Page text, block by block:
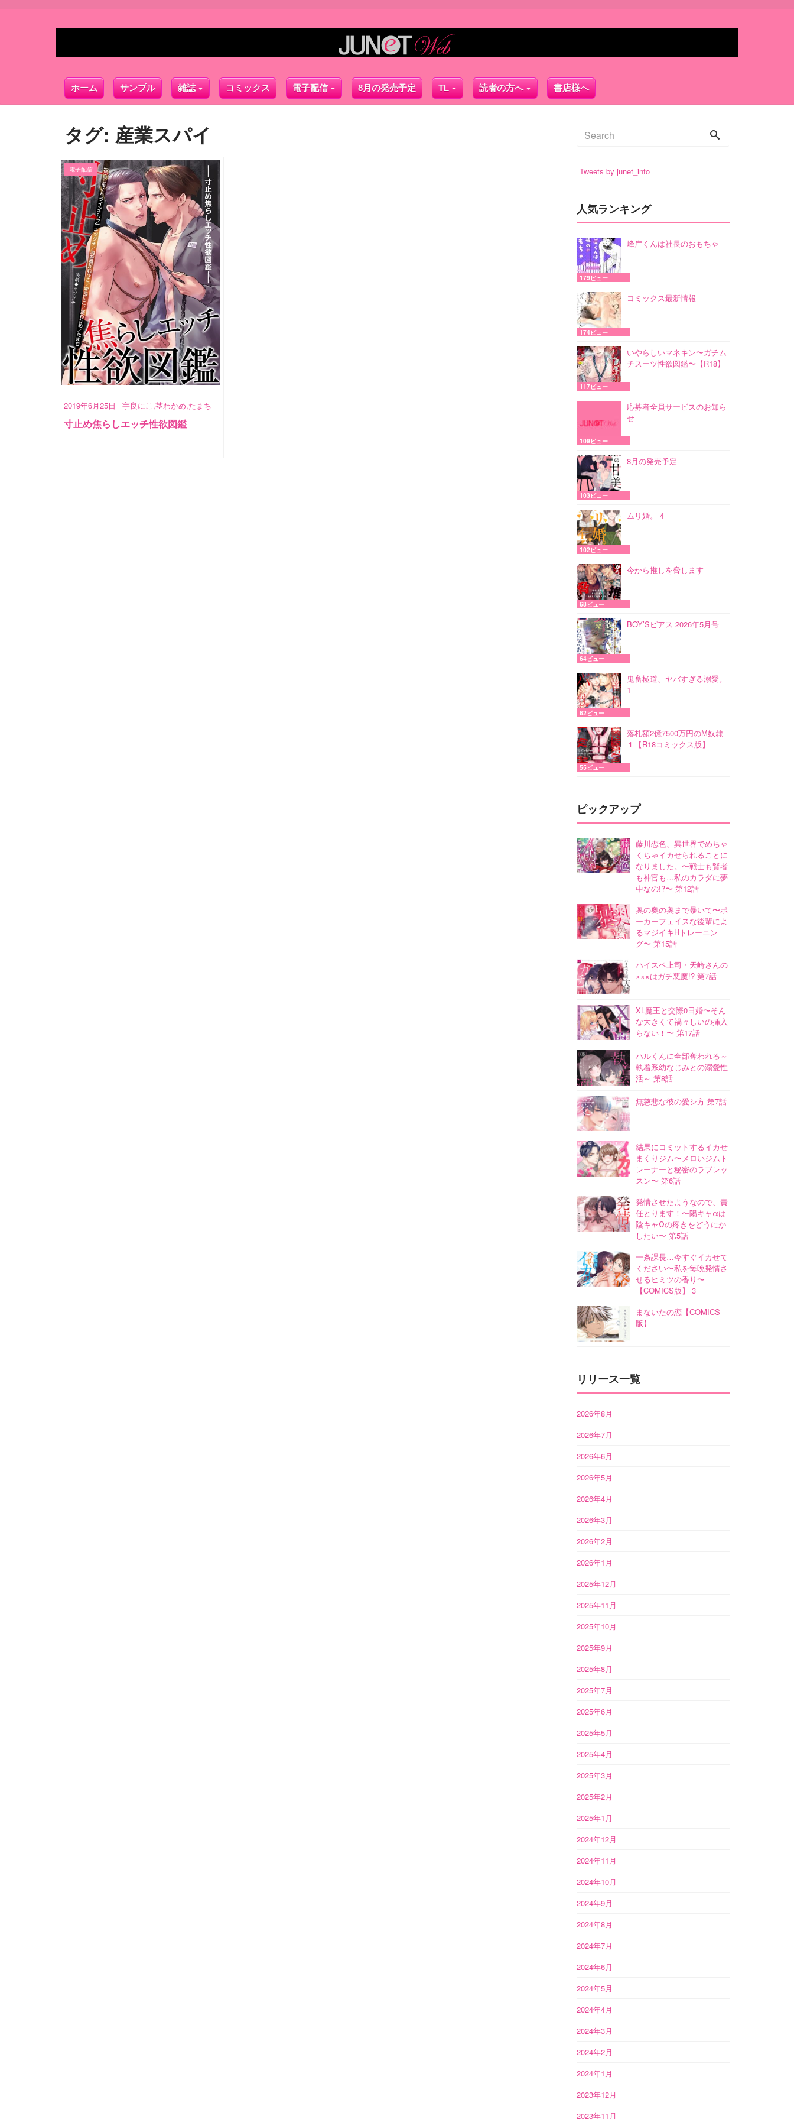
ホーム サンプル 雑誌 コミックス 電子配信 8月の発売予定 TL 読者の方へ 書店様へ
タグ: 産業スパイ
2019年6月25日 宇良にこ,茎わかめ,たまち
電子配信
寸止め焦らしエッチ性欲図鑑
Tweets by junet_info
人気ランキング
峰岸くんは社長のおもちゃ
179ビュー
コミックス最新情報
174ビュー
いやらしいマネキン〜ガチム
チスーツ性欲図鑑〜【R18】
117ビュー
応募者全員サービスのお知ら
せ
109ビュー
8月の発売予定
103ビュー
ムリ婚。 4
102ビュー
今から推しを脅します
68ビュー
BOY’Sピアス 2026年5月号
64ビュー
鬼畜極道、ヤバすぎる溺愛。
1
62ビュー
落札額2億7500万円のM奴隷
１【R18コミックス版】
55ビュー
ピックアップ
藤川恋色、異世界でめちゃ
くちゃイカせられることに
なりました。〜戦士も賢者
も神官も…私のカラダに夢
中なの!?〜 第12話
奥の奥の奥まで暴いて〜ポ
ーカーフェイスな後輩によ
るマジイキHトレーニン
グ〜 第15話
ハイスペ上司・天崎さんの
×××はガチ悪魔!? 第7話
XL魔王と交際0日婚〜そん
な大きくて禍々しいの挿入
らない！〜 第17話
ハルくんに全部奪われる～
執着系幼なじみとの溺愛性
活～ 第8話
無慈悲な彼の愛シ方 第7話
結果にコミットするイカせ
まくりジム〜メロいジムト
レーナーと秘密のラブレッ
スン〜 第6話
発情させたようなので、責
任とります！〜陽キャαは
陰キャΩの疼きをどうにか
したい〜 第5話
一条課長…今すぐイカせて
ください〜私を毎晩発情さ
せるヒミツの香り〜
【COMICS版】 3
まないたの恋【COMICS
版】
リリース一覧
2026年8月
2026年7月
2026年6月
2026年5月
2026年4月
2026年3月
2026年2月
2026年1月
2025年12月
2025年11月
2025年10月
2025年9月
2025年8月
2025年7月
2025年6月
2025年5月
2025年4月
2025年3月
2025年2月
2025年1月
2024年12月
2024年11月
2024年10月
2024年9月
2024年8月
2024年7月
2024年6月
2024年5月
2024年4月
2024年3月
2024年2月
2024年1月
2023年12月
2023年11月